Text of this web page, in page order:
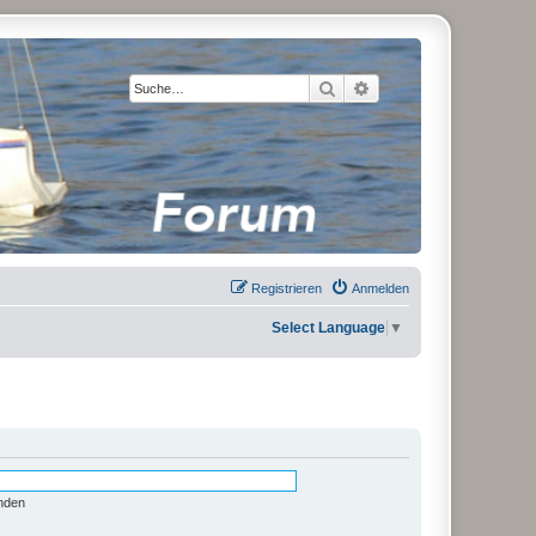
Suche Erweiterte Suche
Anmelden
Registrieren
Select Language ▼